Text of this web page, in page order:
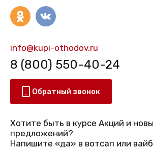
info@kupi-othodov.ru
8 (800) 550-40-24
Обратный звонок
Хотите быть в курсе Акций и
предложений?
Напишите «да» в вотсап или